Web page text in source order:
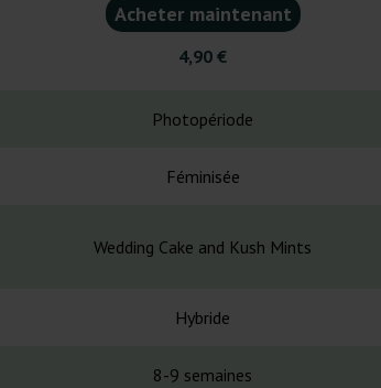
Acheter maintenant
4,90 €
Photopériode
Féminisée
Wedding Cake and Kush Mints
Hybride
8-9 semaines